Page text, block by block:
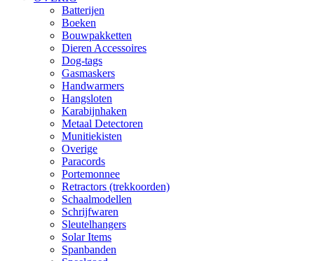
Batterijen
Boeken
Bouwpakketten
Dieren Accessoires
Dog-tags
Gasmaskers
Handwarmers
Hangsloten
Karabijnhaken
Metaal Detectoren
Munitiekisten
Overige
Paracords
Portemonnee
Retractors (trekkoorden)
Schaalmodellen
Schrijfwaren
Sleutelhangers
Solar Items
Spanbanden